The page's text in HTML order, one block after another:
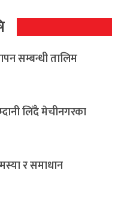
सम्बन्धी तालिम
लिँदै मेचीनगरका